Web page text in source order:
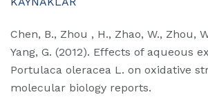
Chen, B., Zhou , H., Zhao, W., Zhou,
Yang, G. (2012). Effects of aqueous
Portulaca oleracea L. on oxidative
molecular biology reports.